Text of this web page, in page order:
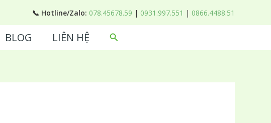
📞 Hotline/Zalo: 078.45678.59 | 0931.997.551 | 0866.4488.51
BLOG LIÊN HỆ
Tìm
kiếm